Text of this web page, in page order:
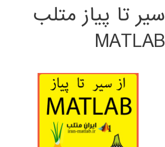
سیر تا پیاز متلب
MATLAB